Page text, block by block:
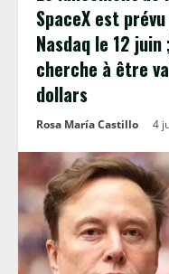
SpaceX est
Nasdaq le 12
cherche à être
dollars
Rosa María Castillo 4